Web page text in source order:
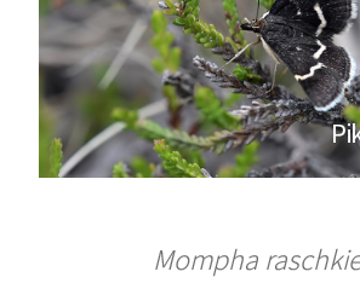
Mompha